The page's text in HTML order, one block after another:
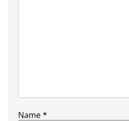
Name*